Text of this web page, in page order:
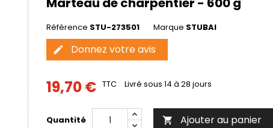
Référence STU-273501 Marque STUBAI
edit Donnez votre avis
19,70 € TTC Livré sous 14 à 28 jours
Quantité  Ajouter au panier